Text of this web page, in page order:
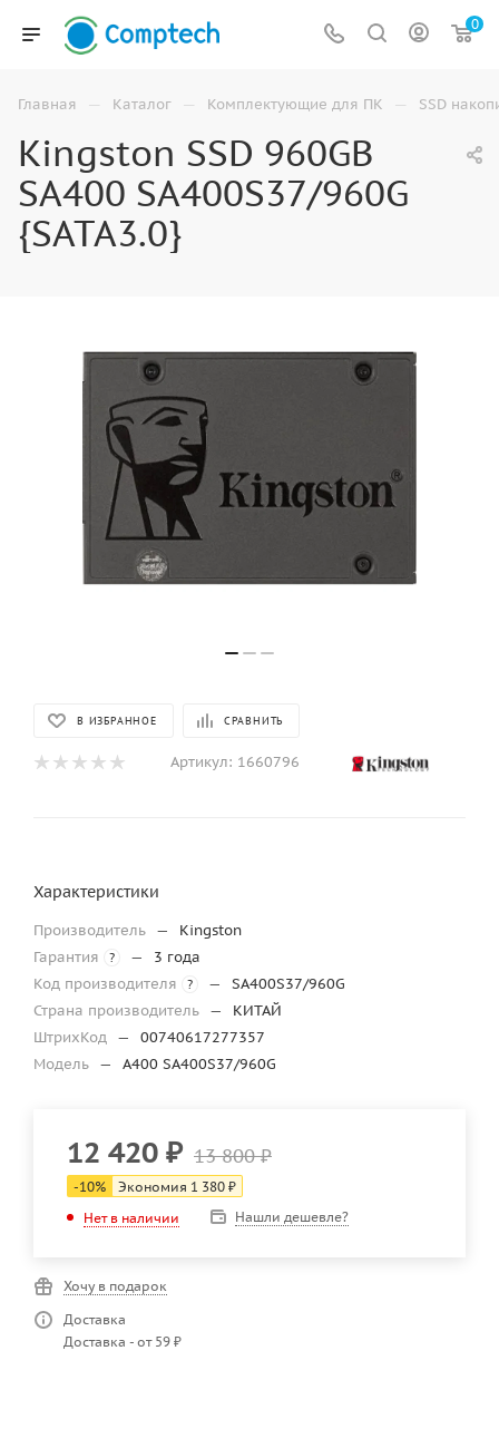
0
Главная — Каталог — Комплектующие для ПК — SSD
Kingston SSD 960GB
SA400 SA400S37/960G
{SATA3.0}
В ИЗБРАННОЕ СРАВНИТЬ
Артикул: 1660796
Характеристики
Производитель —
Kingston
Гарантия
? —
3 года
Код производителя
? —
SA400S37/960G
Страна производитель —
КИТАЙ
ШтрихКод —
00740617277357
Модель — A400 SA400S37/960G
12 420 ₽ 13 800₽
-10% Экономия 1 380 ₽
Нет в наличии
Нашли дешевле?
Хочу в подарок
Доставка
Доставка - от 59 ₽